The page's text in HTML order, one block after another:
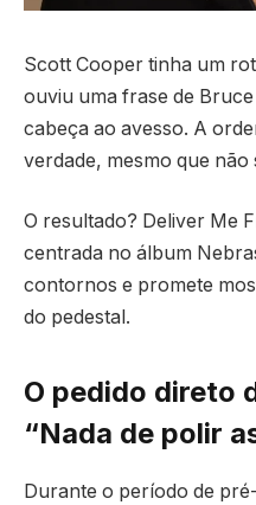
Scott Cooper tinha um
ouviu uma frase de
cabeça ao avesso. A
verdade, mesmo que não
O resultado? Deliver Me
centrada no álbum
contornos e promete
do pedestal.
O pedido direto
“Nada de polir
Durante o período de